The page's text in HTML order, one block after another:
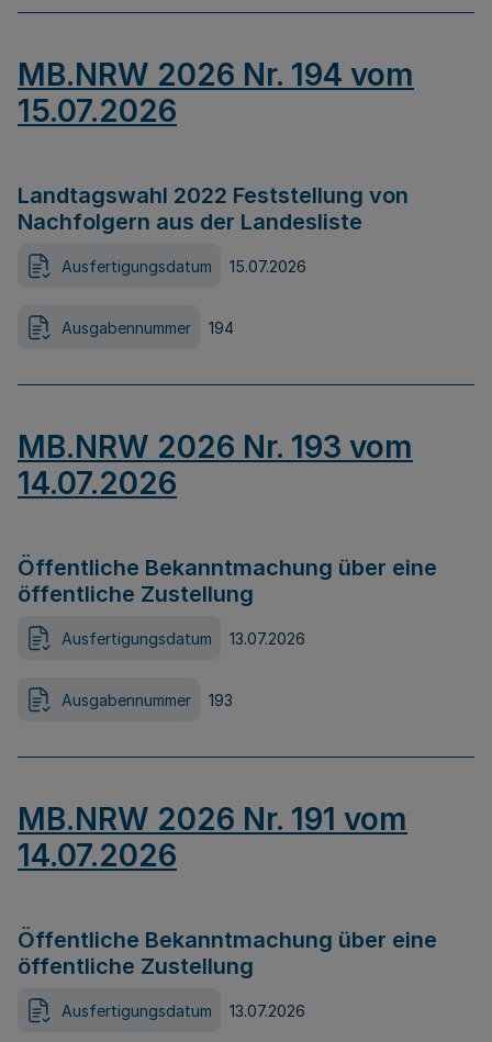
MB.NRW 2026 Nr. 194 vom
15.07.2026
Landtagswahl 2022 Feststellung von
Nachfolgern aus der Landesliste
Ausfertigungsdatum 15.07.2026
Ausgabennummer 194
MB.NRW 2026 Nr. 193 vom
14.07.2026
Öffentliche Bekanntmachung über eine
öffentliche Zustellung
Ausfertigungsdatum 13.07.2026
Ausgabennummer 193
MB.NRW 2026 Nr. 191 vom
14.07.2026
Öffentliche Bekanntmachung über eine
öffentliche Zustellung
Ausfertigungsdatum 13.07.2026